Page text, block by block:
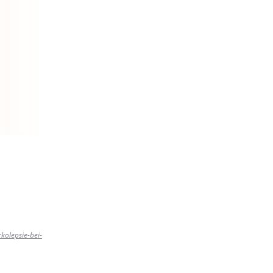
bei-